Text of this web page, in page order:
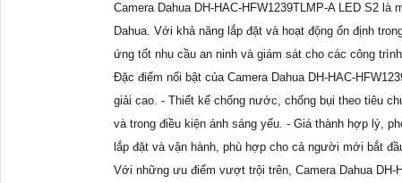
Camera Dahua DH-HAC-HFW1239TLMP-A LED S2
Dahua. Với khả năng lắp đặt và hoạt động ổn định
ứng tốt nhu cầu an ninh và giám sát cho các công
Đặc điểm nổi bật của Camera Dahua DH-HAC-
giải cao. - Thiết kế chống nước, chống bụi theo tiêu
và trong điều kiện ánh sáng yếu. - Giá thành hợp lý,
lắp đặt và vận hành, phù hợp cho cả người mới bắt
Với những ưu điểm vượt trội trên, Camera Dahua DH-